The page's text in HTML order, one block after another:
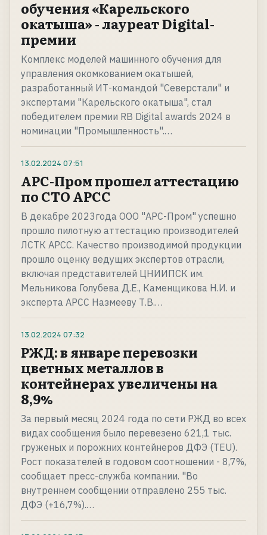
обучения «Карельского
окатыша» - лауреат Digital-
премии
Комплекс моделей машинного обучения для
управления окомкованием окатышей,
разработанный ИТ-командой "Северстали" и
экспертами "Карельского окатыша", стал
победителем премии RB Digital awards 2024 в
номинации "Промышленность".…
13.02.2024 07:51
АРС-Пром прошел аттестацию
по СТО АРСС
В декабре 2023года ООО "АРС-Пром" успешно
прошло пилотную аттестацию производителей
ЛСТК АРСС. Качество производимой продукции
прошло оценку ведущих экспертов отрасли,
включая представителей ЦНИИПСК им.
Мельникова Голубева Д.Е., Каменщикова Н.И. и
эксперта АРСС Назмееву Т.В.…
13.02.2024 07:32
РЖД: в январе перевозки
цветных металлов в
контейнерах увеличены на
8,9%
За первый месяц 2024 года по сети РЖД во всех
видах сообщения было перевезено 621,1 тыс.
груженых и порожних контейнеров ДФЭ (TEU).
Рост показателей в годовом соотношении - 8,7%,
сообщает пресс-служба компании. "Во
внутреннем сообщении отправлено 255 тыс.
ДФЭ (+16,7%).…